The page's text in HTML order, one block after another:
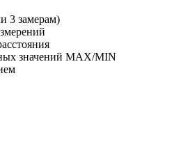
3 замерам)
значений MAX/MIN